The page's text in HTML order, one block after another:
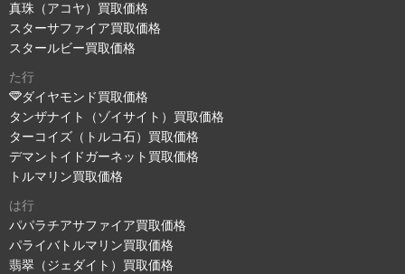
真珠（アコヤ）買取価格
スターサファイア買取価格
スタールビー買取価格
た行
ダイヤモンド買取価格
タンザナイト（ゾイサイト）買取価格
ターコイズ（トルコ石）買取価格
デマントイドガーネット買取価格
トルマリン買取価格
は行
パパラチアサファイア買取価格
パライバトルマリン買取価格
翡翠（ジェダイト）買取価格